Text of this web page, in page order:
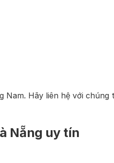
Nam. Hãy liên hệ với chúng
Nẵng uy tín